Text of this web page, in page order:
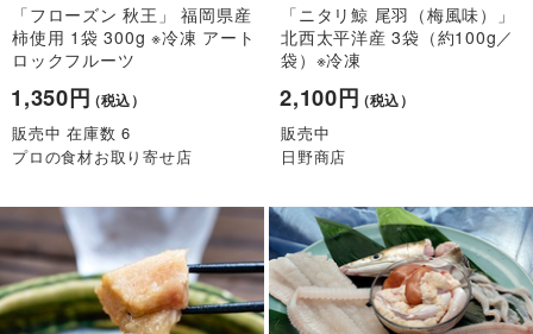
「フローズン 秋王」 福岡県産
柿使用 1袋 300g ※冷凍 アート
ロックフルーツ
1,350円（税込）
販売中 在庫数 6
プロの食材お取り寄せ店
「ニタリ鯨 尾羽（梅風味）」
北西太平洋産 3袋（約100g／
袋）※冷凍
2,100円（税込）
販売中
日野商店